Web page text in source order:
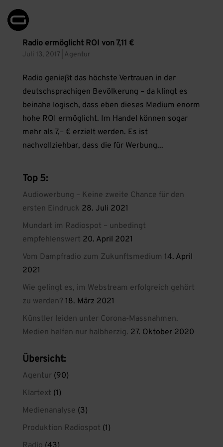
Radio ermöglicht ROI von 7,11 €
Juli 13, 2017| Agentur
Radio genießt das höchste Vertrauen in der
deutschsprachigen Bevölkerung – da klingt es
beinahe logisch, dass eben dieses Medium enorm
hohe ROI ermöglicht. Im Handel können sogar
mehr als 7,– € erzielt werden. Es ist
nachvollziehbar, dass die für Werbung...
Top 5:
Audiowerbung – Keine zweite Chance für den
ersten Eindruck 28. Juli 2021
Mundart im Radiospot – unbedingt
empfehlenswert 20. April 2021
Vom Dampfradio zum Zukunftsmedium 14. April
2021
Wie gelingt es, im Webstream erfolgreich gehört
zu werden? 18. März 2021
Künstler leiden unter Corona-Massnahmen.
Medien helfen nur halbherzig. 27. Oktober 2020
Übersicht:
Agentur(90)
Klartext (1)
Medienanalyse (3)
Produktion Radiospot (1)